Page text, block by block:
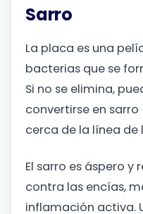
Sarro
La placa es una
bacterias que se
Si no se elimina,
convertirse en
cerca de la línea de
El sarro es áspero
contra las encías,
inflamación activa.